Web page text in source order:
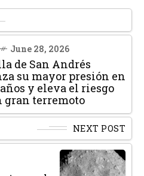
June 28, 2026
de San Andrés
su mayor presión en
años y eleva el riesgo
gran terremoto
NEXT POST